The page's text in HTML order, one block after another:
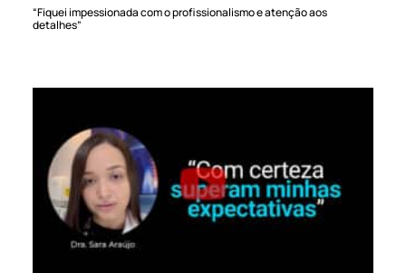
“Fiquei impessionada com o profissionalismo e atenção aos
detalhes”